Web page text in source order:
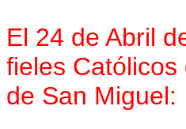
El 24 de Abril
fieles
de San Miguel: